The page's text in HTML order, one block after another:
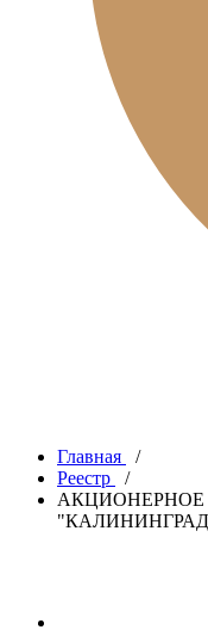
Главная
/
Реестр
/